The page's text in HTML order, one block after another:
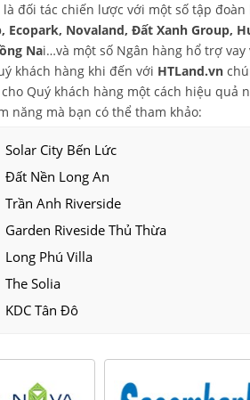
đối tác chiến lược với một số tập đoàn
Ecopark, Novaland, Đất Xanh Group,
Nai…và một số Ngân hàng hổ trợ vay
khách hàng khi đến với HTLand.vn
Quý khách hàng một cách hiệu quả
năng mà bạn có thể tham khảo:
Solar City Bến Lức
Đất Nền Long An
Trần Anh Riverside
Garden Riveside Thủ Thừa
Long Phú Villa
The Solia
KDC Tân Đô